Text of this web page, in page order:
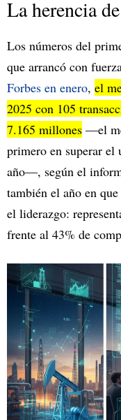
La herencia
Los números del
que arrancó con
Forbes en enero, el
2025 con 105
7.165 millones —el
primero en superar el
año—, según el
también el año en
el liderazgo:
frente al 43% de